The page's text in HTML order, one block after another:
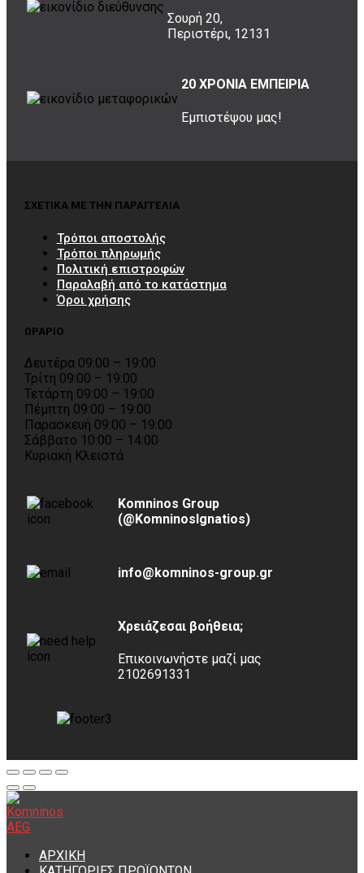
Σουρή 20,
Περιστέρι, 12131
20 ΧΡΟΝΙΑ ΕΜΠΕΙΡΙΑ
Εμπιστέψου μας!
ΣΧΕΤΙΚΑ ΜΕ ΤΗΝ ΠΑΡΑΓΓΕΛΙΑ
Τρόποι αποστολής
Τρόποι πληρωμής
Πολιτική επιστροφών
Παραλαβή από το κατάστημα
Όροι χρήσης
ΩΡΑΡΙΟ
Δευτέρα 09:00 – 19:00
Τρίτη 09:00 – 19:00
Τετάρτη 09:00 – 19:00
Πέμπτη 09:00 – 19:00
Παρασκευή 09:00 – 19:00
Σάββατο 10:00 – 14:00
Κυριακή Κλειστά
Komninos Group
(@KomninosIgnatios)
info@komninos-group.gr
Χρειάζεσαι βοήθεια;
Επικοινωνήστε μαζί μας
2102691331
ΑΡΧΙΚΗ